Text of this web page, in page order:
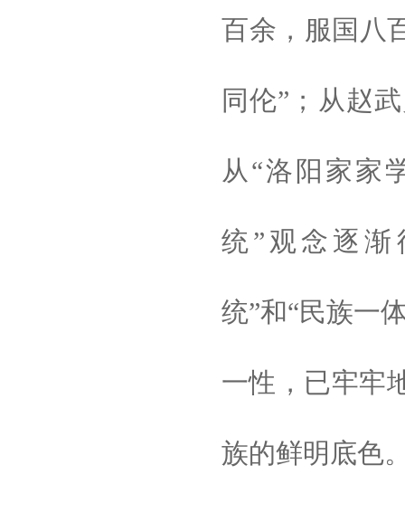
百余，服国八
同伦”；从赵
从“洛阳家家
统”观念逐渐
统”和“民族一
一性，已牢牢
族的鲜明底色